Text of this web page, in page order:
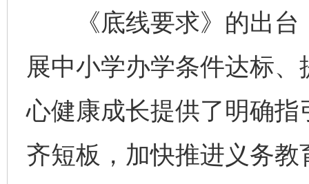
《底线要求》的出台
展中小学办学条件达标
心健康成长提供了明确
齐短板，加快推进义务